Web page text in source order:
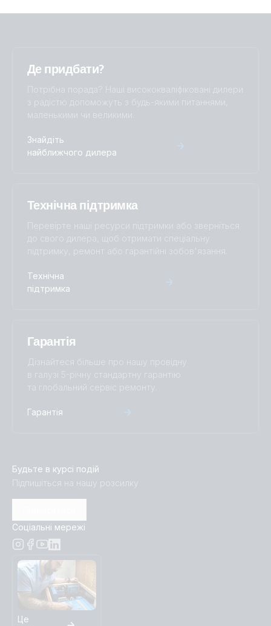
Де придбати?
Потрібна порада? Наші висококваліфіковані дилери
з радістю допоможуть з будь-якими питаннями,
маленькими чи великими.
Знайдіть
найближчого дилера
Технічна підтримка
Перевірте наші ресурси підтримки або зверніться
до свого дилера, щоб отримати спеціальну
підтримку, ремонт або гарантійні зобов'язання.
Технічна
підтримка
Гарантія
Дізнайтеся більше про нашу провідну
в галузі 5-річну стандартну гарантію
та глобальний сервіс ремонту.
Гарантія
Будьте в курсі подій
Підпишіться на нашу розсилку
Соціальні мережі
Це